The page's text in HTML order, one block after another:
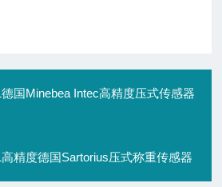
国Minebea Intec高精度压式传感器
精度德国Sartorius压式称重传感器